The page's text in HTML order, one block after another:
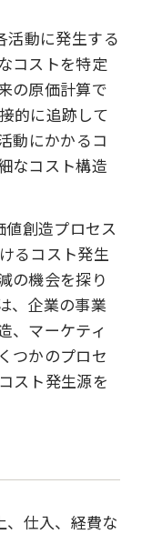
活動に発生する
コストを特定
の原価計算で
的に追跡して
動にかかるコ
なコスト構造
創造プロセス
るコスト発生
の機会を探り
、企業の事業
、マーケティ
つかのプロセ
スト発生源を
、仕入、経費な